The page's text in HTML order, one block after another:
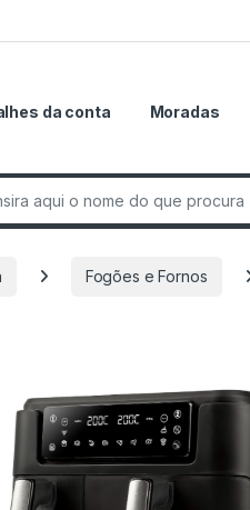
da conta Moradas
for:
Fogões e Fornos